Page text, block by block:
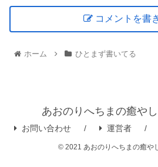
コメントを書
ホーム ひとまず書いてる
あおのりへちまの癒や
お問い合わせ 運営者
© 2021 あおのりへちまの癒や